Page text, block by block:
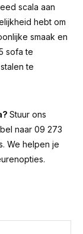
scala aan
hebt om
smaak en
sofa te
te
Stuur ons
, bel naar 09 273
We helpen je